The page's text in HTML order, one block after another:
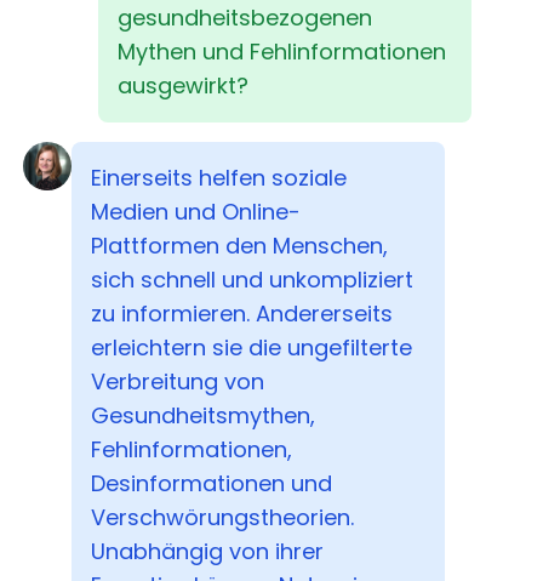
gesundheitsbezogenen
Mythen und Fehlinformationen
ausgewirkt?
Einerseits helfen soziale
Medien und Online-
Plattformen den Menschen,
sich schnell und unkompliziert
zu informieren. Andererseits
erleichtern sie die ungefilterte
Verbreitung von
Gesundheitsmythen,
Fehlinformationen,
Desinformationen und
Verschwörungstheorien.
Unabhängig von ihrer